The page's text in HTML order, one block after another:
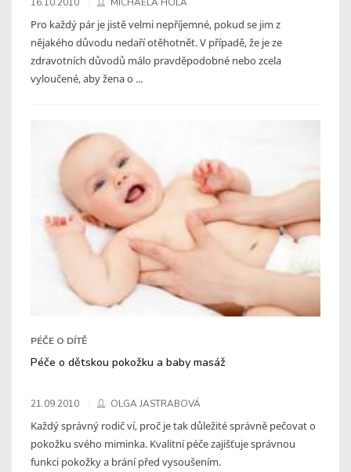
Pro každý pár je jistě velmi nepříjemné, pokud se jim z
nějakého důvodu nedaří otěhotnět. V případě, že je ze
zdravotních důvodů málo pravděpodobné nebo zcela
vyloučené, aby žena o ...
PÉČE O DÍTĚ
Péče o dětskou pokožku a baby masáž
21.09.2010 OLGA JASTRABOVÁ
Každý správný rodič ví, proč je tak důležité správně pečovat o
pokožku svého miminka. Kvalitní péče zajišťuje správnou
funkci pokožky a brání před vysoušením.